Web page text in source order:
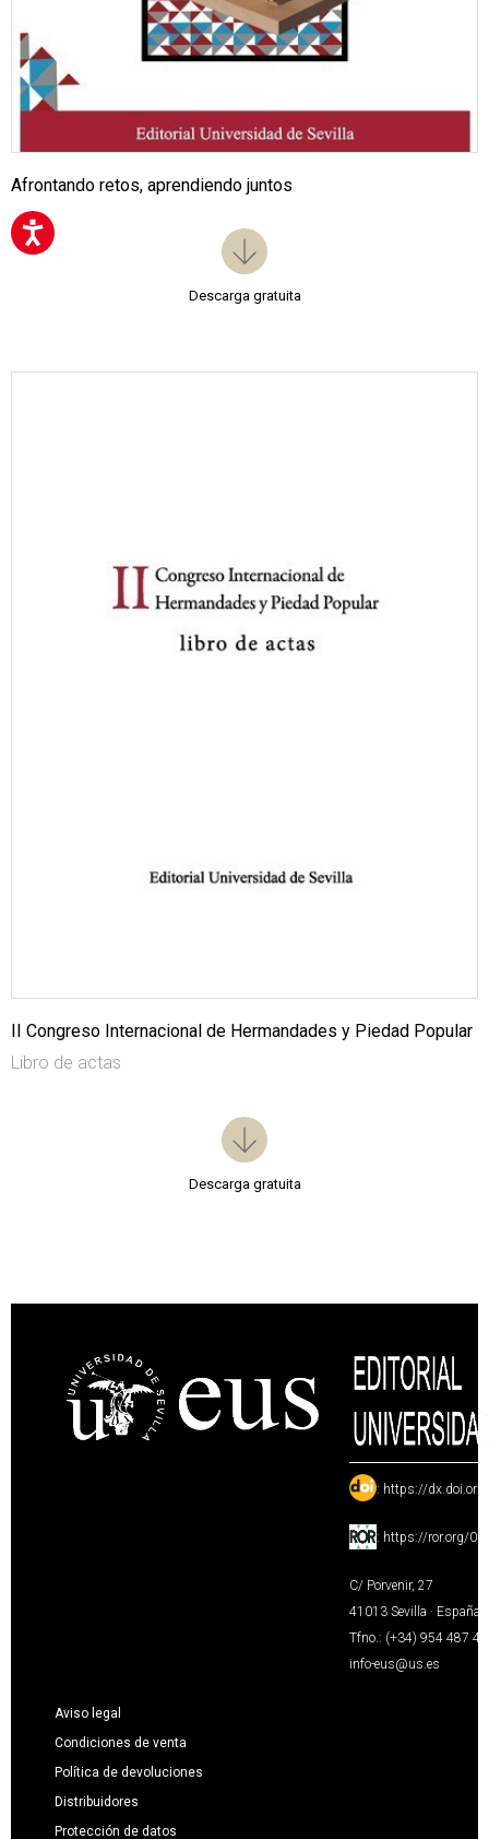
Afrontando retos, aprendiendo juntos
Descarga gratuita
II Congreso Internacional de Hermandades y Piedad Popular
Libro de actas
Descarga gratuita
: https://
: https://ror.org/
C/ Porvenir, 27
41013 Sevilla · España
Tfno.: (+34) 954 487
info-eus@us.es
Aviso legal
Condiciones de venta
Política de devoluciones
Distribuidores
Protección de datos